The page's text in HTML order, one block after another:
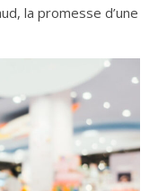
la promesse d’une